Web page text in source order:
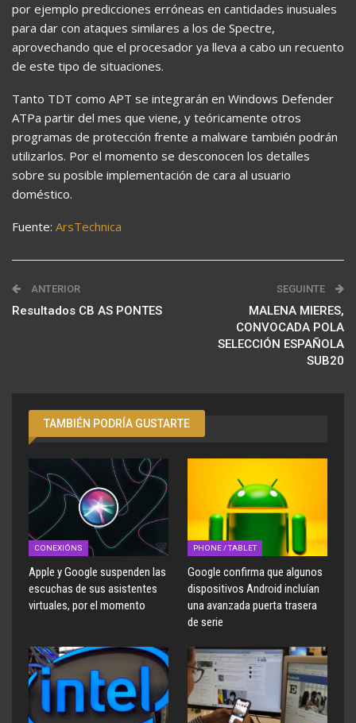
por ejemplo predicciones erróneas en cantidades inusuales
para dar con ataques similares a los de Spectre,
aprovechando que el procesador ya lleva a cabo un recuento
de este tipo de situaciones.
Tanto TDT como APT se integrarán en Windows Defender
ATPa partir del mes que viene, y teóricamente otros
programas de protección frente a malware también podrán
utilizarlos. Por el momento se desconocen los detalles
sobre su posible implementación de cara al usuario
doméstico.
Fuente: ArsTechnica
ANTERIOR
Resultados CB AS PONTES
SEGUINTE
MALENA MIERES,
CONVOCADA POLA
SELECCIÓN ESPAÑOLA
SUB20
TAMBIÉN PODRÍA GUSTARTE
CONEXIÓNS
Apple y Google suspenden las
escuchas de sus asistentes
virtuales, por el momento
PHONE / TABLET
Google confirma que algunos
dispositivos Android incluían
una avanzada puerta trasera
de serie